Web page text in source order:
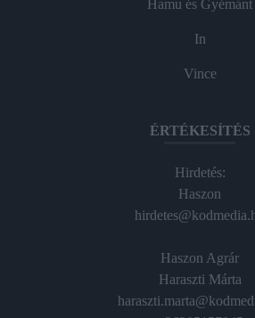
Hamu és Gyémánt
In
Vince
ÉRTÉKESÍTÉS
Hirdetés:
Haszon
Haszon Agrár
Haraszti Márta